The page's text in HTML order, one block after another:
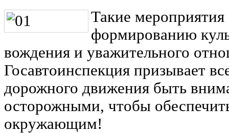
Такие
формированию
вождения и уважительного
Госавтоинспекция призывает
дорожного движения быть
осторожными, чтобы
окружающим!